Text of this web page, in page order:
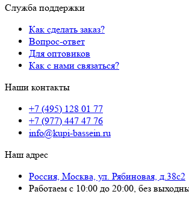
Служба поддержки
Как сделать заказ?
Вопрос-ответ
Для оптовиков
Как с нами связаться?
Наши контакты
+7 (495) 128 01 77
+7 (977) 447 47 76
info@kupi-bassein.ru
Наш адрес
Россия, Москва, ул. Рябиновая, д.38с2
Работаем с 10:00 до 20:00, без